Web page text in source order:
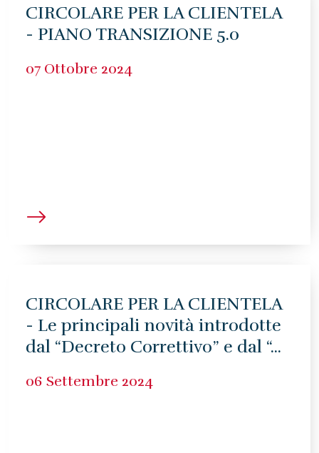
CIRCOLARE PER LA CLIENTELA
- PIANO TRANSIZIONE 5.0
07 Ottobre 2024
CIRCOLARE PER LA CLIENTELA
- Le principali novità introdotte
dal “Decreto Correttivo” e dal “...
06 Settembre 2024